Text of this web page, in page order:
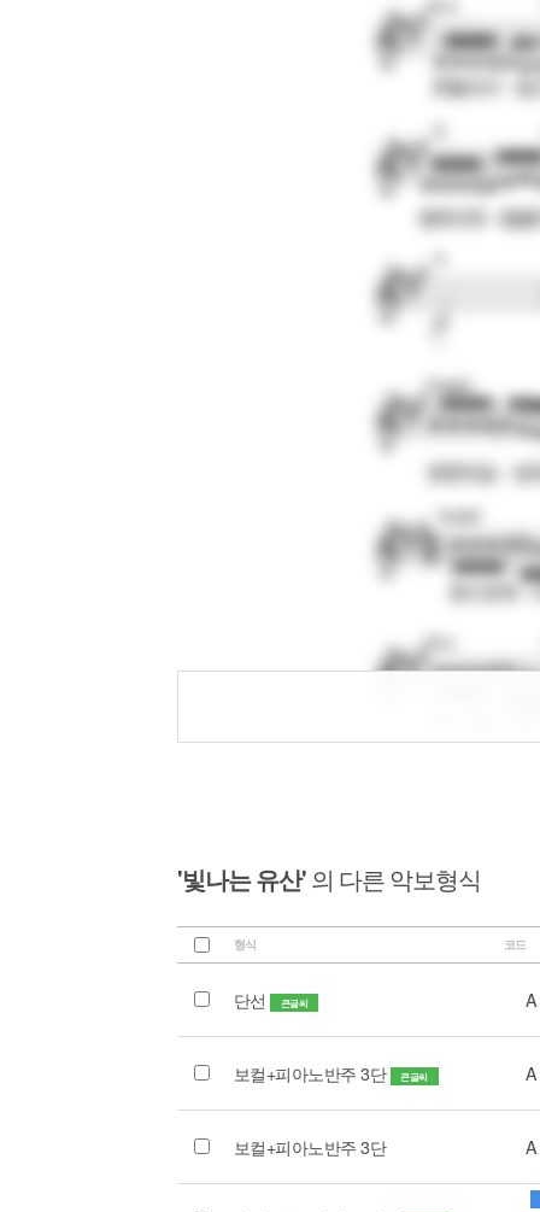
'빛나는 유산'의 다른 악보형식
형식 코드
단선 큰글씨
보컬+피아노반주 3단 큰글씨
보컬+피아노반주 3단